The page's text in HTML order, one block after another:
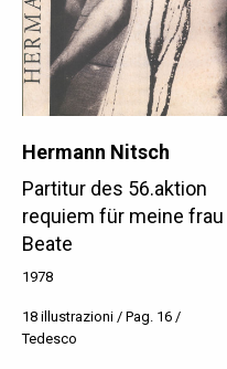
Hermann Nitsch
Partitur des 56.aktion
requiem für meine frau
Beate
1978
18 illustrazioni / Pag. 16 /
Tedesco